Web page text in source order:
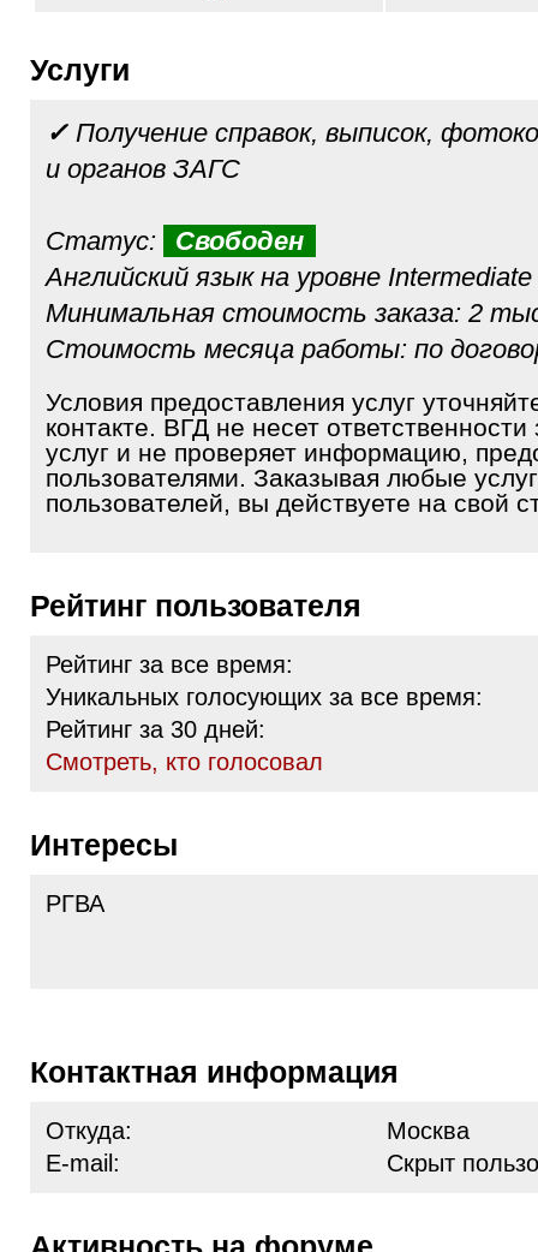
Услуги
✓ Получение справок, выписок,
и органов ЗАГС
Статус:
Свободен
Английский язык на уровне Intermediate
Минимальная стоимость заказа: 2
Стоимость месяца работы: по
Условия предоставления услуг
контакте. ВГД не несет ответственности
услуг и не проверяет информацию,
пользователями. Заказывая любые
пользователей, вы действуете на свой
Рейтинг пользователя
Рейтинг за все время:
Уникальных голосующих за все время:
Рейтинг за 30 дней:
Cмотреть, кто голосовал
Интересы
РГВА
Контактная информация
Откуда:
Москва
E-mail:
Скрыт